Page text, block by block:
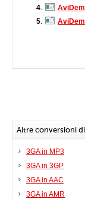
4
5
Altre conversioni
3GA in MP3
3GA in 3GP
3GA in AAC
3GA in AMR